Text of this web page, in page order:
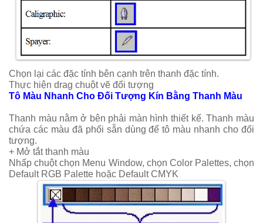
Chọn lại các đặc tính bên cạnh trên thanh đặc tính.
Thực hiện drag chuột vẽ đối tượng
Tô Màu Nhanh Cho Đối Tượng Kín Bằng Thanh Màu
Thanh màu nằm ở bên phải màn hình thiết kế. Thanh màu
chứa các màu đã phối sẵn dùng để tô màu nhanh cho đối
tượng.
+ Mở tắt thanh màu
Nhấp chuột chọn Menu Window, chọn Color Palettes, chọn
Default RGB Palette hoặc Default CMYK